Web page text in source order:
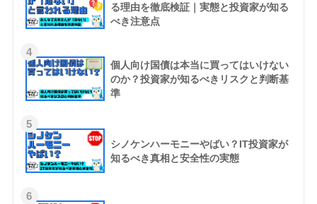
る理由を徹底検証｜実態と投資家が知る
べき注意点
4
個人向け国債は本当に買ってはいけない
のか？投資家が知るべきリスクと判断基
準
5
シノケンハーモニーやばい？IT投資家が
知るべき真相と安全性の実態
6